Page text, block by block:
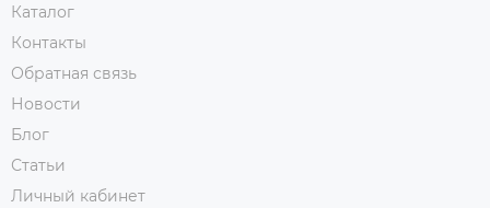
Каталог
Контакты
Обратная связь
Новости
Блог
Статьи
Личный кабинет